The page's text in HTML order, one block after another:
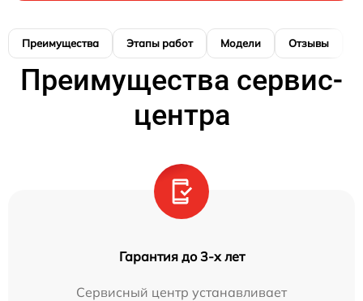
Преимущества Этапы работ Модели Отзывы
Преимущества сервис-
центра
Гарантия до 3-х лет
Сервисный центр устанавливает